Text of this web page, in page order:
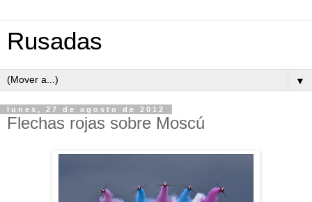
Rusadas
▼
lunes, 27 de agosto de 2012
Flechas rojas sobre Moscú